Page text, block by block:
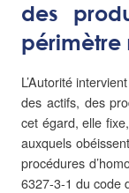
des
périmètre
L’Autorité
des actifs, des
cet égard, elle
auxquels
procédures
6327-3-1 du code